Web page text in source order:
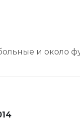
и около